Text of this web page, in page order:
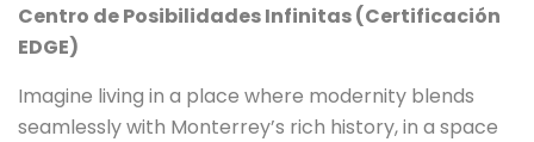
Centro de Posibilidades Infinitas (Certificación
EDGE)
Imagine living in a place where modernity blends
seamlessly with Monterrey’s rich history, in a space